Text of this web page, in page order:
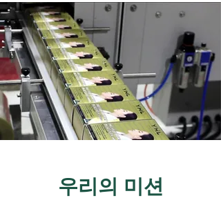
히 했습니다.
우리의 미션